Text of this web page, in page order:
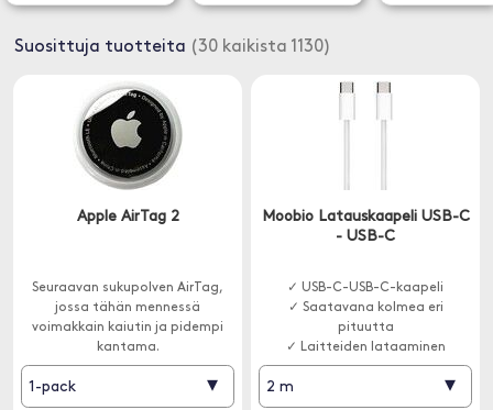
Suosittuja tuotteita (30 kaikista 1130)
Apple AirTag 2
Seuraavan sukupolven AirTag,
jossa tähän mennessä
voimakkain kaiutin ja pidempi
kantama.
1-pack ▾
Moobio Latauskaapeli USB-C
- USB-C
✓ USB-C-USB-C-kaapeli
✓ Saatavana kolmea eri
pituutta
✓ Laitteiden lataaminen
2 m ▾